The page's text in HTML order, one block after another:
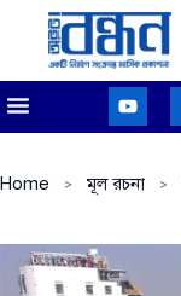
Home মূল রচনা